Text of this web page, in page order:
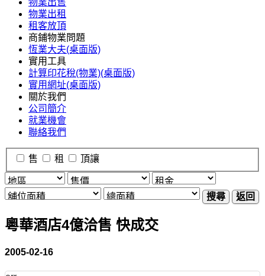
物業出售
物業出租
租客放頂
商鋪物業問題
恆業大夫(桌面版)
實用工具
計算印花稅(物業)(桌面版)
實用網址(桌面版)
關於我們
公司簡介
就業機會
聯絡我們
售 租 頂讓
搜尋 返回
粵華酒店4億洽售 快成交
2005-02-16